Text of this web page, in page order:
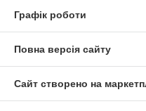
Графік роботи
Повна версія сайту
Сайт створено на